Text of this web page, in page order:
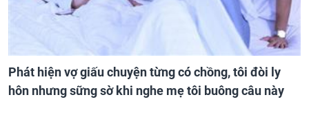
Phát hiện vợ giấu chuyện từng có chồng, tôi đòi ly
hôn nhưng sững sờ khi nghe mẹ tôi buông câu này